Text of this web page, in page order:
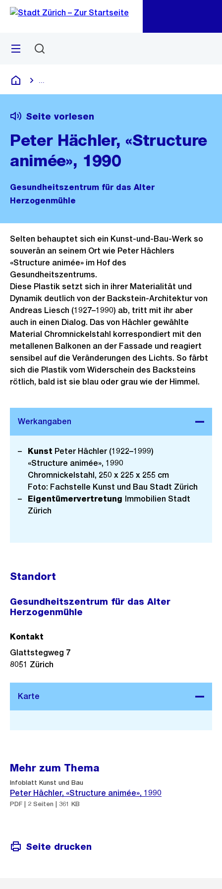
Navigation
Sprunglink
Menü
Deutsch
Seite vorlesen
Peter Hächler, «Structure
animée», 1990
Gesundheitszentrum für das Alter
Herzogenmühle
Selten behauptet sich ein Kunst-und-Bau-Werk so
souverän an seinem Ort wie Peter Hächlers
«Structure animée» im Hof des
Gesundheitszentrums.
Diese Plastik setzt sich in ihrer Materialität und
Dynamik deutlich von der Backstein-Architektur von
Andreas Liesch (1927–1990) ab, tritt mit ihr aber
auch in einen Dialog. Das von Hächler gewählte
Material Chromnickelstahl korrespondiert mit den
metallenen Balkonen an der Fassade und reagiert
sensibel auf die Veränderungen des Lichts. So färbt
sich die Plastik vom Widerschein des Backsteins
rötlich, bald ist sie blau oder grau wie der Himmel.
Kunst Peter Hächler (1922–1999)
«Structure animée», 1990
Chromnickelstahl, 250 x 225 x 255 cm
Foto: Fachstelle Kunst und Bau Stadt Zürich
Eigentümervertretung Immobilien Stadt
Zürich
Standort
Gesundheitszentrum für das Alter
Herzogenmühle
Stadtplan 3D
Kontakt
Glattstegweg 7
8051 Zürich
Mehr zum Thema
Infoblatt Kunst und Bau
Peter Hächler, «Structure animée», 1990
PDF | 2 Seiten | 361 KB
Seite drucken